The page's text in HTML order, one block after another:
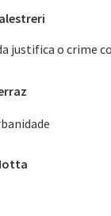
justifica o crime